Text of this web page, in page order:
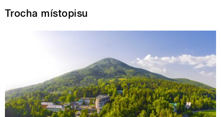
Trocha místopisu